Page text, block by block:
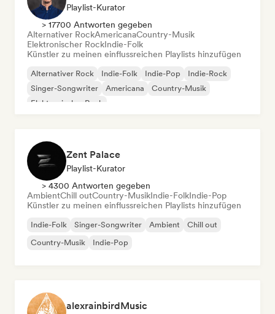
Playlist-Kurator
> 17700 Antworten gegeben
Alternativer RockAmericanaCountry-Musik
Elektronischer RockIndie-Folk
Künstler zu meinen einflussreichen Playlists hinzufügen
Alternativer Rock Indie-Folk Indie-Pop
Indie-Rock
Singer-Songwriter
Americana
Country-Musik
Elektronischer Rock
Zent Palace
Playlist-Kurator
> 4300 Antworten gegeben
AmbientChill outCountry-MusikIndie-FolkIndie-Pop
Künstler zu meinen einflussreichen Playlists hinzufügen
Indie-Folk Singer-Songwriter Ambient
Chill out
Country-Musik
Indie-Pop
alexrainbirdMusic